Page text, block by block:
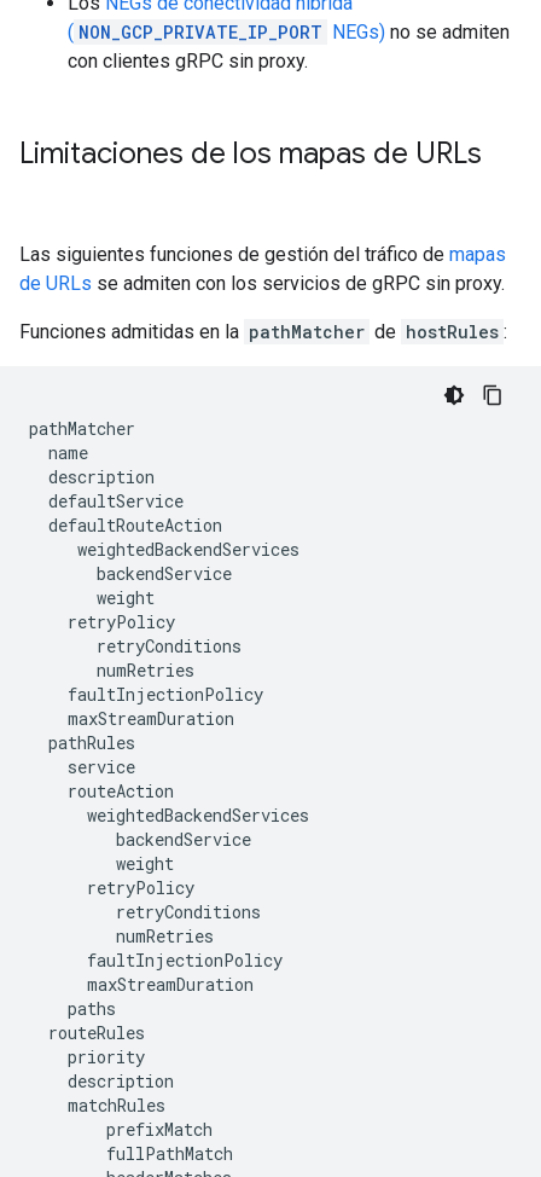
( NON_GCP_PRIVATE_IP_PORT NEGs) no se admiten
con clientes gRPC sin proxy.
Limitaciones de los mapas de URLs
Las siguientes funciones de gestión del tráfico de mapas
de URLs se admiten con los servicios de gRPC sin proxy.
Funciones admitidas en la pathMatcher de hostRules :
pathMatcher
name
description
defaultService
defaultRouteAction
weightedBackendServices
backendService
weight
retryPolicy
retryConditions
numRetries
faultInjectionPolicy
maxStreamDuration
pathRules
service
routeAction
weightedBackendServices
backendService
weight
retryPolicy
retryConditions
numRetries
faultInjectionPolicy
maxStreamDuration
paths
routeRules
priority
description
matchRules
prefixMatch
fullPathMatch